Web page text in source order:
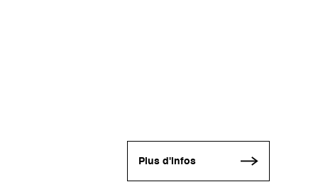
Plus d'infos